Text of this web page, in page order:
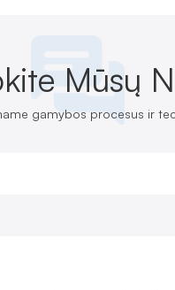
Mūsų
gamybos procesus ir